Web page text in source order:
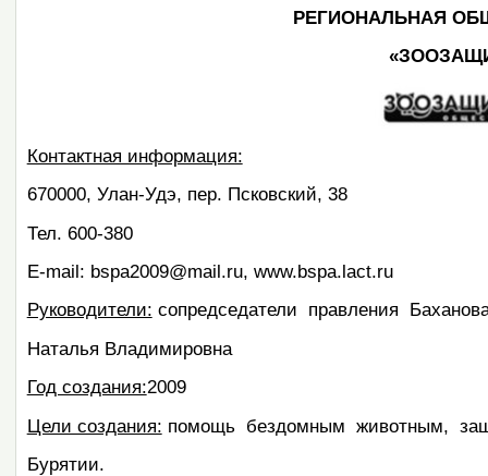
РЕГИОНАЛЬНАЯ
Контактная информация:
670000, Улан-Удэ, пер. Псковский, 38
Тел. 600-380
E-mail: bspa2009@mail.ru, www.bspa.lact.ru
Руководители: сопредседатели правления
Наталья Владимировна
Год создания:2009
Цели создания: помощь бездомным животным,
Бурятии.